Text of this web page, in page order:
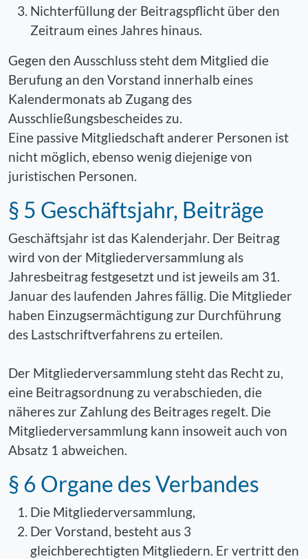
Nichterfüllung der Beitragspflicht über den
Zeitraum eines Jahres hinaus.
Gegen den Ausschluss steht dem Mitglied die
Berufung an den Vorstand innerhalb eines
Kalendermonats ab Zugang des
Ausschließungsbescheides zu.
Eine passive Mitgliedschaft anderer Personen ist
nicht möglich, ebenso wenig diejenige von
juristischen Personen.
§ 5 Geschäftsjahr, Beiträge
Geschäftsjahr ist das Kalenderjahr. Der Beitrag
wird von der Mitgliederversammlung als
Jahresbeitrag festgesetzt und ist jeweils am 31.
Januar des laufenden Jahres fällig. Die Mitglieder
haben Einzugsermächtigung zur Durchführung
des Lastschriftverfahrens zu erteilen.
Der Mitgliederversammlung steht das Recht zu,
eine Beitragsordnung zu verabschieden, die
näheres zur Zahlung des Beitrages regelt. Die
Mitgliederversammlung kann insoweit auch von
Absatz 1 abweichen.
§ 6 Organe des Verbandes
Die Mitgliederversammlung,
Der Vorstand, besteht aus 3
gleichberechtigten Mitgliedern. Er vertritt den